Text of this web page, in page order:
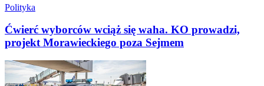
Polityka
Ćwierć wyborców wciąż się waha. KO prowadzi,
projekt Morawieckiego poza Sejmem